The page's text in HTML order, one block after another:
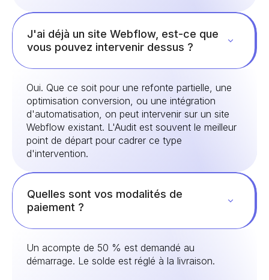
J'ai déjà un site Webflow, est-ce que
vous pouvez intervenir dessus ?
Oui. Que ce soit pour une refonte partielle, une
optimisation conversion, ou une intégration
d'automatisation, on peut intervenir sur un site
Webflow existant. L'Audit est souvent le meilleur
point de départ pour cadrer ce type
d'intervention.
Quelles sont vos modalités de
paiement ?
Un acompte de 50 % est demandé au
démarrage. Le solde est réglé à la livraison.